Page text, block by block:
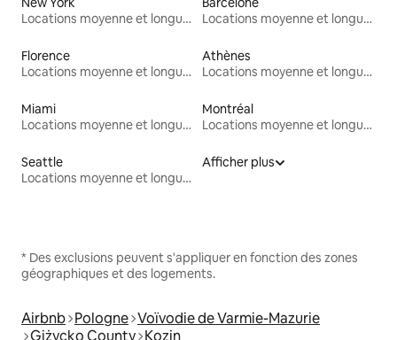
Locations moyenne et longue durée
Locations moyenne et longue durée
Florence
Locations moyenne et longue durée
Athènes
Locations moyenne et longue durée
Miami
Locations moyenne et longue durée
Montréal
Locations moyenne et longue durée
Seattle
Locations moyenne et longue durée
Afficher plus
* Des exclusions peuvent s'appliquer en fonction des zones
géographiques et des logements.
Airbnb Pologne Voïvodie de Varmie-Mazurie